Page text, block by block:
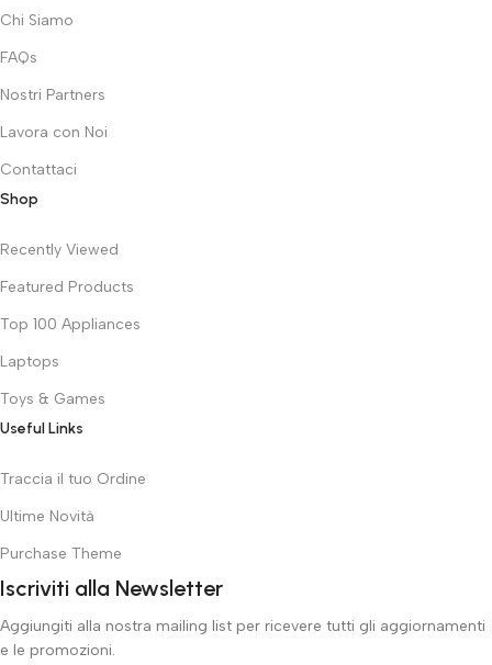
Chi Siamo
FAQs
Nostri Partners
Lavora con Noi
Contattaci
Shop
Recently Viewed
Featured Products
Top 100 Appliances
Laptops
Toys & Games
Useful Links
Traccia il tuo Ordine
Ultime Novità
Purchase Theme
Iscriviti alla Newsletter
Aggiungiti alla nostra mailing list per ricevere tutti gli aggiornamenti
e le promozioni.